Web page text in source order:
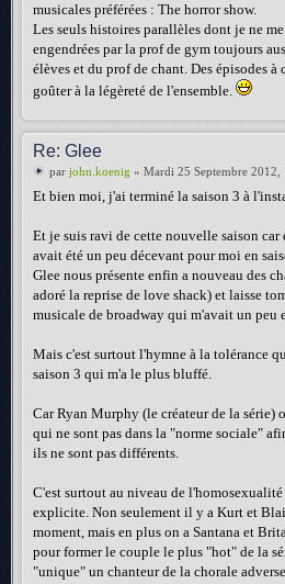
musicales préférées : The horror show.
Les seuls histoires parallèles dont je ne
engendrées par la prof de gym toujours
élèves et du prof de chant. Des épisodes à
goûter à la légèreté de l'ensemble.
Re: Glee
par john.koenig » Mardi 25 Septembre 2012,
Et bien moi, j'ai terminé la saison 3 à
Et je suis ravi de cette nouvelle saison
avait été un peu décevant pour moi en
Glee nous présente enfin a nouveau des
adoré la reprise de love shack) et laisse
musicale de broadway qui m'avait un peu
Mais c'est surtout l'hymne à la tolérance
saison 3 qui m'a le plus bluffé.
Car Ryan Murphy (le créateur de la série)
qui ne sont pas dans la "norme sociale"
ils ne sont pas différents.
C'est surtout au niveau de
explicite. Non seulement il y a Kurt et
moment, mais en plus on a Santana et
pour former le couple le plus "hot" de la
"unique" un chanteur de la chorale